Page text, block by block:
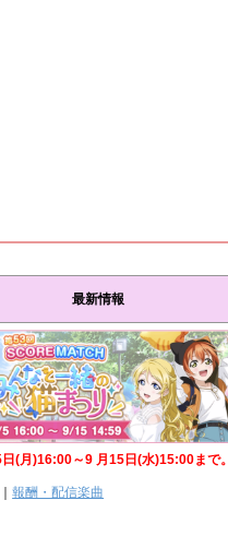
最新情報
(月)16:00～9 月15日(水)15:00まで。
｜報酬・配信楽曲